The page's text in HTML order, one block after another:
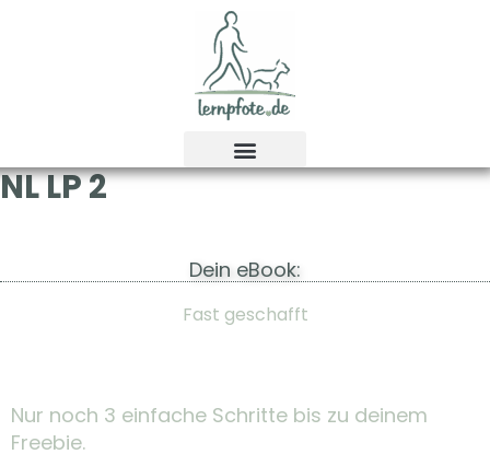
NL LP 2
Dein eBook:
Fast geschafft
Nur noch 3 einfache Schritte bis zu deinem
Freebie.